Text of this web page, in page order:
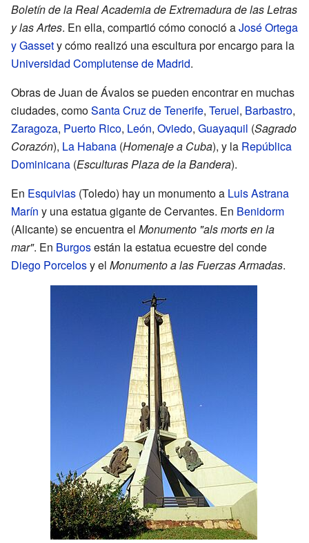
Boletín de la Real Academia de Extremadura de las Letras
y las Artes. En ella, compartió cómo conoció aJosé Ortega
y Gassety cómo realizó una escultura por encargo para la
Universidad Complutense de Madrid.
Obras de Juan de Ávalos se pueden encontrar en muchas
ciudades, comoSanta Cruz de Tenerife, Teruel, Barbastro,
Zaragoza, Puerto Rico, León, Oviedo, Guayaquil (Sagrado
Corazón), La Habana (Homenaje a Cuba), y la República
Dominicana (Esculturas Plaza de la Bandera).
En Esquivias (Toledo) hay un monumento a Luis Astrana
Marín y una estatua gigante de Cervantes. En Benidorm
(Alicante) se encuentra el Monumento "als morts en la
mar". En Burgosestán la estatua ecuestre del conde
Diego Porcelosy el Monumento a las Fuerzas Armadas.